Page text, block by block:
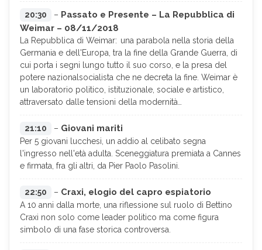
20:30 – Passato e Presente – La Repubblica di
Weimar – 08/11/2018
La Repubblica di Weimar: una parabola nella storia della
Germania e dell'Europa, tra la fine della Grande Guerra, di
cui porta i segni lungo tutto il suo corso, e la presa del
potere nazionalsocialista che ne decreta la fine. Weimar è
un laboratorio politico, istituzionale, sociale e artistico,
attraversato dalle tensioni della modernità…
21:10 – Giovani mariti
Per 5 giovani lucchesi, un addio al celibato segna
l'ingresso nell'età adulta. Sceneggiatura premiata a Cannes
e firmata, fra gli altri, da Pier Paolo Pasolini.
22:50 – Craxi, elogio del capro espiatorio
A 10 anni dalla morte, una riflessione sul ruolo di Bettino
Craxi non solo come leader politico ma come figura
simbolo di una fase storica controversa.